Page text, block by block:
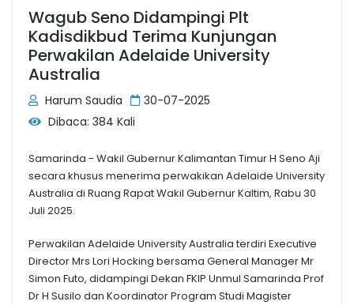
Wagub Seno Didampingi Plt
Kadisdikbud Terima Kunjungan
Perwakilan Adelaide University
Australia
Harum Saudia
30-07-2025
Dibaca: 384 Kali
Samarinda - Wakil Gubernur Kalimantan Timur H Seno Aji
secara khusus menerima perwakikan Adelaide University
Australia di Ruang Rapat Wakil Gubernur Kaltim, Rabu 30
Juli 2025.
Perwakilan Adelaide University Australia terdiri Executive
Director Mrs Lori Hocking bersama General Manager Mr
Simon Futo, didampingi Dekan FKIP Unmul Samarinda Prof
Dr H Susilo dan Koordinator Program Studi Magister